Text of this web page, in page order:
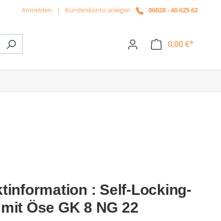
Anmelden | Kundenkonto anlegen 06028 - 40 625 62
0,00 €*
das Dropdown der Kategorie News
: Self-Locking-
Öse GK 8 NG 22